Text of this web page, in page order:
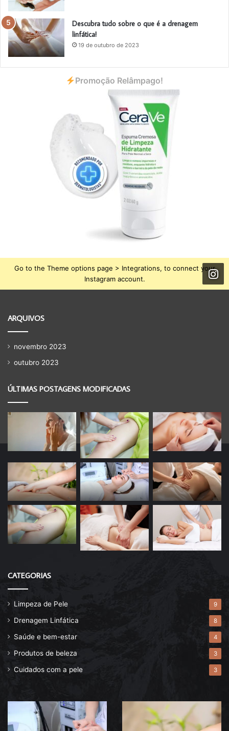
Descubra tudo sobre o que é a drenagem
linfática!
19 de outubro de 2023
Promoção Relâmpago!
Go to the Theme options page > Integrations, to connect your
Instagram account.
ARQUIVOS
novembro 2023
outubro 2023
ÚLTIMAS POSTAGENS MODIFICADAS
CATEGORIAS
Limpeza de Pele 9
Drenagem Linfática 8
Saúde e bem-estar 4
Produtos de beleza 3
Cuidados com a pele 3
Descubra
o
Drenagem